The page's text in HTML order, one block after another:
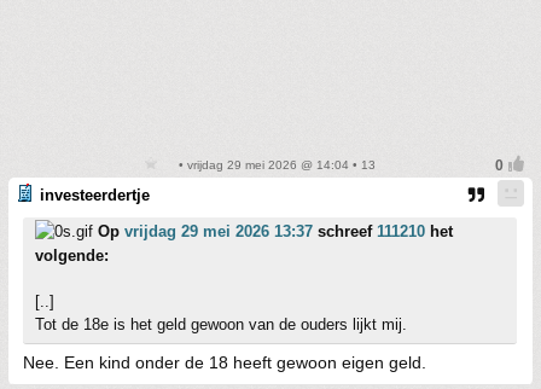
• vrijdag 29 mei 2026 @ 14:04 • 13
investeerdertje
Op vrijdag 29 mei 2026 13:37 schreef 111210 het
volgende:
[..]
Tot de 18e is het geld gewoon van de ouders lijkt mij.
Nee. Een kind onder de 18 heeft gewoon eigen geld.